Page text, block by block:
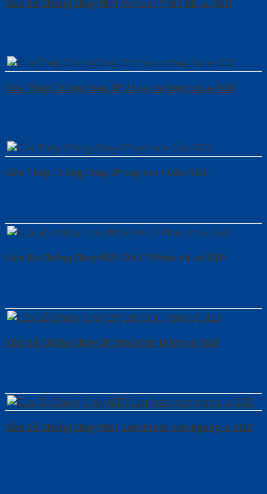
Cửa Gỗ Chống Cháy MDF Veneer P1G1 Sồi-a-SGD
Cửa Thép Chống Cháy 2P 2 tay co thuy luc-a-SGD
Cửa Thép Chống Cháy 2P tay nam Cửa-SGD
Cửa Gỗ Chống Cháy MDF O4-C1 Phào chi-a-SGD
Cửa Gỗ Chống Cháy 2P Sơn Xám Trắng-a-SGD
Cửa Gỗ Chống Cháy MDF Laminate van ngang-a-SGD